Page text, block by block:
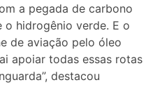
a pegada de carbono
o hidrogênio verde. E o
de aviação pelo óleo
apoiar todas essas rotas
destacou